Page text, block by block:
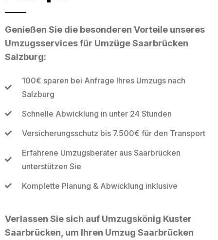
Genießen Sie die besonderen Vorteile unseres
Umzugsservices für Umzüge Saarbrücken
Salzburg:
100€ sparen bei Anfrage Ihres Umzugs nach
Salzburg
Schnelle Abwicklung in unter 24 Stunden
Versicherungsschutz bis 7.500€ für den Transport
Erfahrene Umzugsberater aus Saarbrücken
unterstützen Sie
Komplette Planung & Abwicklung inklusive
Verlassen Sie sich auf Umzugskönig Kuster
Saarbrücken, um Ihren Umzug Saarbrücken